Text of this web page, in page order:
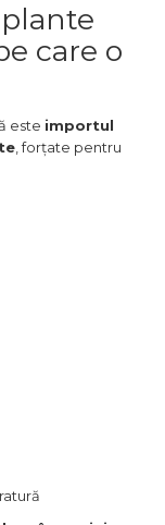
care o
este importul
, forțate pentru